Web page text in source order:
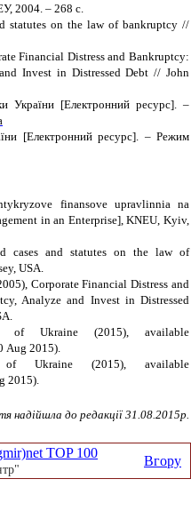
2004. – 268 с.
statutes on the law of bankruptcy //
Financial Distress and Bankruptcy:
Invest in Distressed Debt // John
України [Електронний ресурс]. –
[Електронний ресурс]. – Режим
finansove upravlinnia na
in an Enterprise], KNEU, Kyiv,
cases and statutes on the law of
USA.
Corporate Financial Distress and
Analyze and Invest in Distressed
of Ukraine (2015),available
Aug 2015).
of Ukraine (2015),available
2015).
надійшла до редакції 31 .08 .2015р.
Вгору